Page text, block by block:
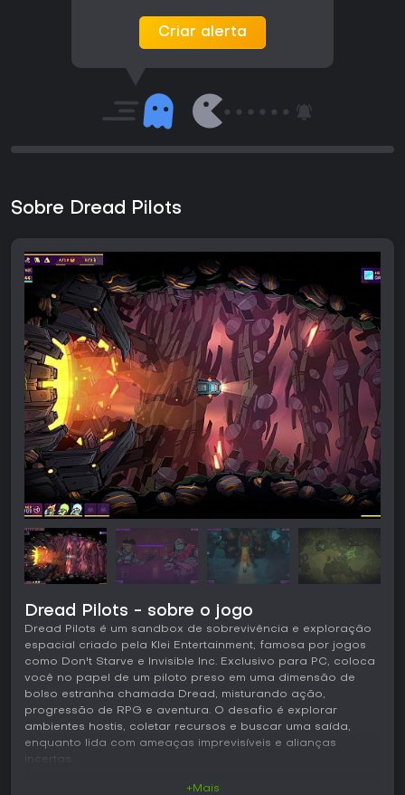
Criar alerta
Sobre Dread Pilots
Dread Pilots - sobre o jogo
Dread Pilots é um sandbox de sobrevivência e exploração
espacial criado pela Klei Entertainment, famosa por jogos
como Don't Starve e Invisible Inc. Exclusivo para PC, coloca
você no papel de um piloto preso em uma dimensão de
bolso estranha chamada Dread, misturando ação,
progressão de RPG e aventura. O desafio é explorar
ambientes hostis, coletar recursos e buscar uma saída,
enquanto lida com ameaças imprevisíveis e alianças
incertas.
+Mais